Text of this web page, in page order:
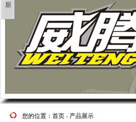
您的位置：首页 - 产品展示